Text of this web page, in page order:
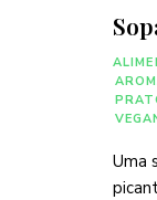
Uma